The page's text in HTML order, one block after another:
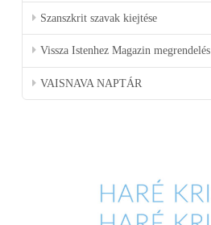
Szanszkrit szavak kiejtése
Vissza Istenhez Magazin megrendelés
VAISNAVA NAPTÁR